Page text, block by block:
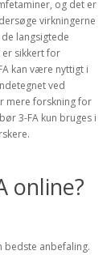
og det er
virkningerne
langsigtede
er sikkert for
kan være nyttigt i
ved
mere forskning for
3-FA kun bruges i
online?
bedste anbefaling.